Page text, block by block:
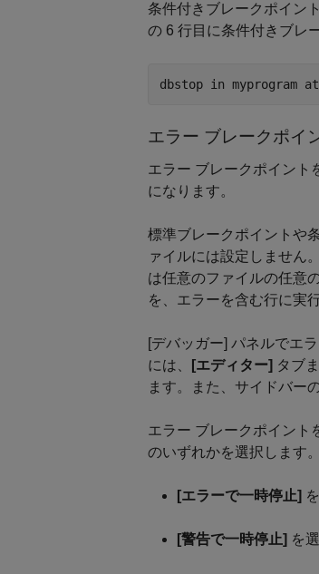
条件付きブレークポイン
の 6 行目に条件付きブレ
dbstop in myprogram at
エラー ブレークポイ
エラー ブレークポイント
になります。
標準ブレークポイントや
ァイルには設定しません
は任意のファイルの任意
を、エラーを含む行に実
[デバッガー] パネルでエ
には、
[エディター] タブ
ます。また、サイドバー
エラー ブレークポイント
のいずれかを選択します。
[エラーで一時停止]
[警告で一時停止] を